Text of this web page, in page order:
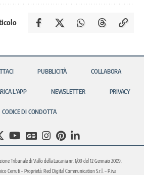
PUBBLICITÀ COLLABORA
L’APP NEWSLETTER PRIVACY
CODICE DI CONDOTTA
Tribunale di Vallo della Lucania nr. 1/09 del 12 Gennaio 2009.
Cerruti – Proprietà: Red Digital Communication S.r.l. – P.iva